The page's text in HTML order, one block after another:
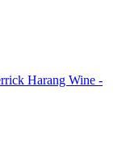
Harang Wine -